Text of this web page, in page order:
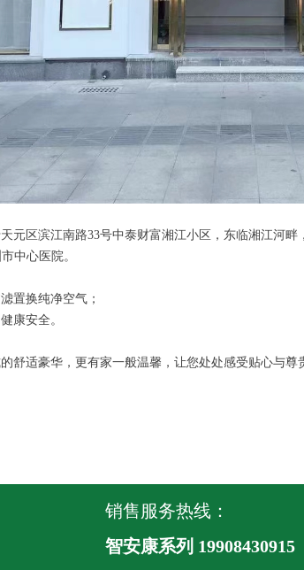
元区滨江南路33号中泰财富湘江小区，东临湘江河畔
中心医院。
置换纯净空气；
康安全。
舒适豪华，更有家一般温馨，让您处处感受贴心与尊
销售服务热线：
智安康系列 19908430915